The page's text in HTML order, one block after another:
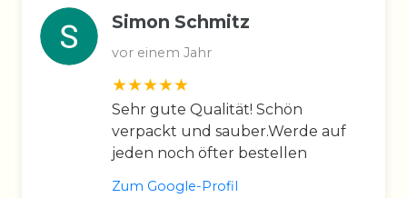
Simon Schmitz
vor einem Jahr
Sehr gute Qualität! Schön
verpackt und sauber.Werde auf
jeden noch öfter bestellen
Zum Google-Profil